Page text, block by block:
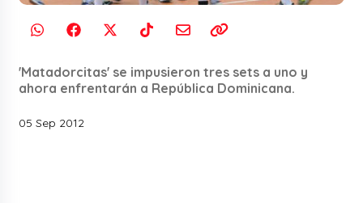
'Matadorcitas' se impusieron tres sets a uno y
ahora enfrentarán a República Dominicana.
05 Sep 2012